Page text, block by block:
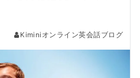
Kiminiオンライン英会話ブログ